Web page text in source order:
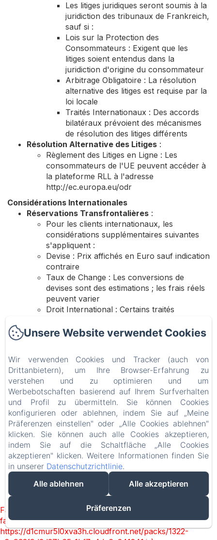
Les litiges juridiques seront soumis à la
juridiction des tribunaux de Frankreich,
sauf si :
Lois sur la Protection des
Consommateurs : Exigent que les
litiges soient entendus dans la
juridiction d'origine du consommateur
Arbitrage Obligatoire : La résolution
alternative des litiges est requise par la
loi locale
Traités Internationaux : Des accords
bilatéraux prévoient des mécanismes
de résolution des litiges différents
Résolution Alternative des Litiges :
Règlement des Litiges en Ligne : Les
consommateurs de l'UE peuvent accéder à
la plateforme RLL à l'adresse
http://ec.europa.eu/odr
Considérations Internationales
Réservations Transfrontalières :
Pour les clients internationaux, les
considérations supplémentaires suivantes
s'appliquent :
Devise : Prix affichés en Euro sauf indication
contraire
Taux de Change : Les conversions de
devises sont des estimations ; les frais réels
peuvent varier
Droit International : Certains traités
résolution des litiges
obtenir de l'aide en cas de litige
Le site web est hébergé par Amenitiz SL
la récréation - maison d'hôtes et
appartements
DatenschutzerklärungRechtliche Informationen
Cookie-Informationen
2 Imp. Aribart, Châtelaudren-Plouagat, 22170, Frankreich
contact@larecreationbretagne.fr
+33 9 86 55 13 17
Failed to load BookingEngine/index: Loading chunk 1322
failed. (missing:
https://d1cmur5l0xva3h.cloudfront.net/packs/1322-
Unsere Website verwendet Cookies
Wir verwenden Cookies und Tracker (auch von
Drittanbietern), um Ihre Browser-Erfahrung zu
verstehen und zu optimieren und um
Werbebotschaften basierend auf Ihrem Surfverhalten
und Profil zu übermitteln. Sie können Cookies
konfigurieren oder ablehnen, indem Sie auf „Meine
Präferenzen einstellen" oder „Alle Cookies ablehnen"
klicken. Sie können auch alle Cookies akzeptieren,
indem Sie auf die Schaltfläche „Alle Cookies
akzeptieren" klicken. Weitere Informationen finden Sie
in unserer Datenschutzrichtlinie.
Alle ablehnen
Alle akzeptieren
Präferenzen